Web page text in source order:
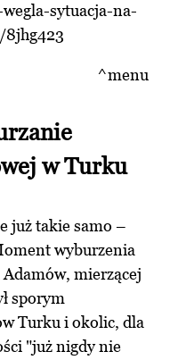
sytuacja-na-
^menu
w Turku
już takie samo –
wyburzenia
mierzącej
sporym
Turku i okolic, dla
"już nigdy nie